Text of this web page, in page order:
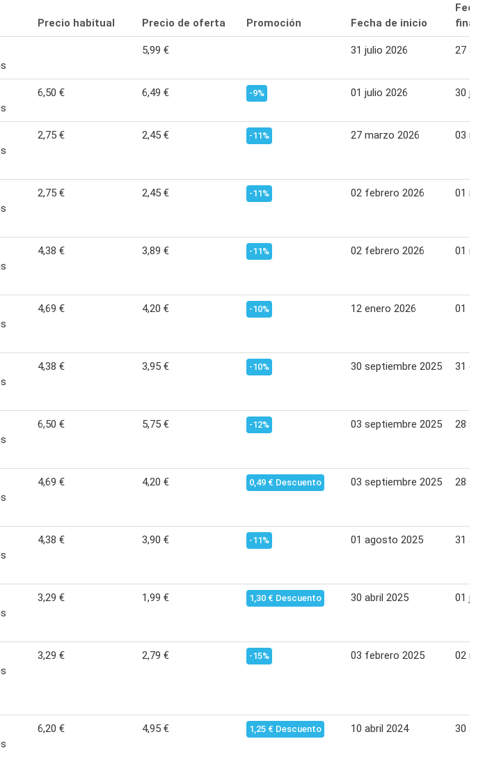
Precio habitual Precio de oferta Promoción Fecha de inicio
Fecha
5,99 € 31 julio 2026 27
6,50 € 6,49 € -9% 01 julio 2026 30 julio
2,75 € 2,45 € -11% 27 marzo 2026 03
2,75 € 2,45 € -11% 02 febrero 2026 01
4,38 € 3,89 € -11% 02 febrero 2026 01
4,69 € 4,20 € -10% 12 enero 2026 01
4,38 € 3,95 € -10% 30 septiembre 2025 31
6,50 € 5,75 € -12% 03 septiembre 2025 28
4,69 € 4,20 € 0,49 € Descuento 03 septiembre 2025 28
4,38 € 3,90 € -11% 01 agosto 2025 31
3,29 € 1,99 € 1,30 € Descuento 30 abril 2025 01
3,29 € 2,79 € -15% 03 febrero 2025 02
6,20 € 4,95 € 1,25 € Descuento 10 abril 2024 30 abril